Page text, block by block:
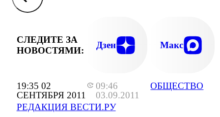
19:35 02
СЕНТЯБРЯ 2011
09:46
03.09.2011
РЕДАКЦИЯ ВЕСТИ.РУ
ОБЩЕСТВО
СЛЕДИТЕ ЗА
НОВОСТЯМИ:
Дзен Макс